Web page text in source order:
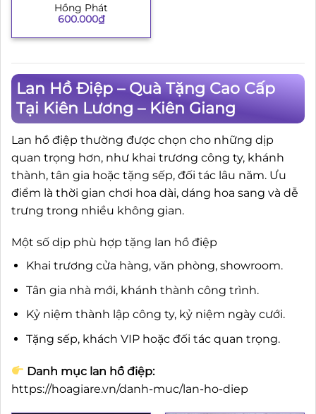
Hồng Phát
600.000₫
Lan Hồ Điệp – Quà Tặng Cao Cấp
Tại Kiên Lương – Kiên Giang
Lan hồ điệp thường được chọn cho những dịp
quan trọng hơn, như khai trương công ty, khánh
thành, tân gia hoặc tặng sếp, đối tác lâu năm. Ưu
điểm là thời gian chơi hoa dài, dáng hoa sang và dễ
trưng trong nhiều không gian.
Một số dịp phù hợp tặng lan hồ điệp
Khai trương cửa hàng, văn phòng, showroom.
Tân gia nhà mới, khánh thành công trình.
Kỷ niệm thành lập công ty, kỷ niệm ngày cưới.
Tặng sếp, khách VIP hoặc đối tác quan trọng.
Danh mục lan hồ điệp:
https://hoagiare.vn/danh-muc/lan-ho-diep